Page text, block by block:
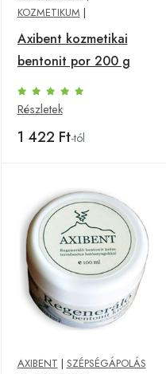
KOZMETIKUM |
Axibent kozmetikai
bentonit por 200 g
Részletek
1 422 Ft-tól
AXIBENT | SZÉPSÉGÁPOLÁS